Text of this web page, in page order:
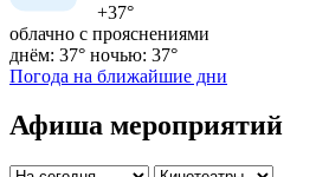
+37°
облачно с прояснениями
днём: 37° ночью: 37°
Погода на ближайшие дни
Афиша мероприятий